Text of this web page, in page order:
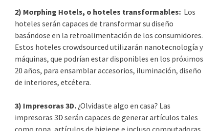
2) Morphing Hotels, o hoteles transformables: Los
hoteles serán capaces de transformar su diseño
basándose en la retroalimentación de los consumidores.
Estos hoteles crowdsourced utilizarán nanotecnología y
máquinas, que podrían estar disponibles en los próximos
20 años, para ensamblar accesorios, iluminación, diseño
de interiores, etcétera.
3) Impresoras 3D. ¿Olvidaste algo en casa? Las
impresoras 3D serán capaces de generar artículos tales
como ropa, artículos de higiene e incluso computadoras